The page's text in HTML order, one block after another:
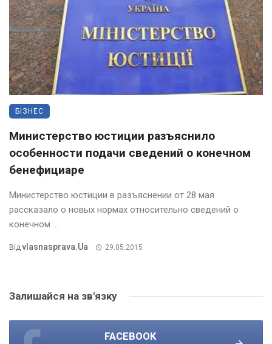
БІЗНЕС
Министерство юстиции разъяснило
особенности подачи сведений о конечном
бенефициаре
Министерство юстиции в разъяснении от 28 мая
рассказало о новых нормах относительно сведений о
конечном ...
ВідVlasnasprava.ua 29.05.2015
Залишайся на зв'язку
FACEBOOK